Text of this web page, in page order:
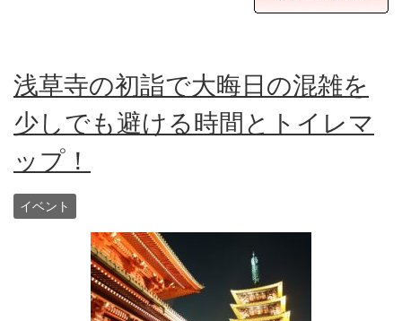
浅草寺の初詣で大晦日の混雑を
少しでも避ける時間とトイレマ
ップ！
イベント